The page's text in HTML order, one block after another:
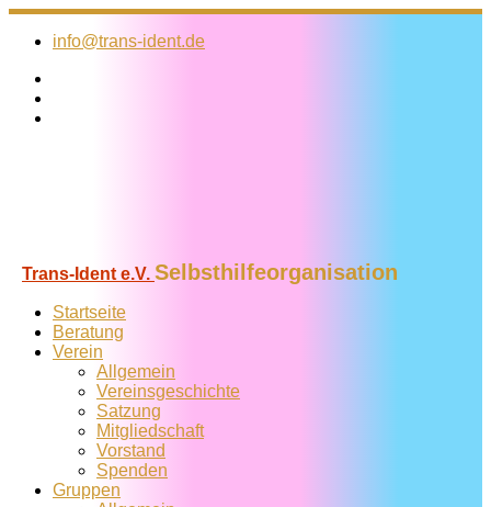
Zum
Inhalt
info@trans-ident.de
Trans-Ident e.V. Selbsthilfeorganisation
Startseite
Beratung
Verein
Allgemein
Vereins­geschichte
Satzung
Mitglied­schaft
Vorstand
Spenden
Gruppen